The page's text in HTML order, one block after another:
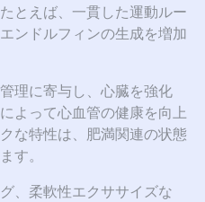
とえば、一貫した運動ルー
ンドルフィンの生成を増加
理に寄与し、心臓を強化
よって心血管の健康を向上
な特性は、肥満関連の状態
す。
、柔軟性エクササイズな